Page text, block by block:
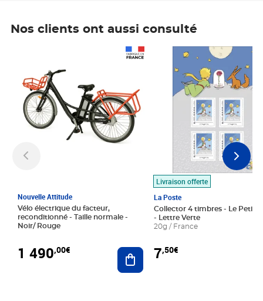
Nos clients ont aussi consulté
Nouvelle Attitude
Vélo électrique du facteur,
reconditionné - Taille normale -
Noir/ Rouge
1 490,00€ Ajouter au panier
Livraison offerte
La Poste
Collector 4 timbres - Le Petit
- Lettre Verte
20g / France
7,50€
Prix 7,50€